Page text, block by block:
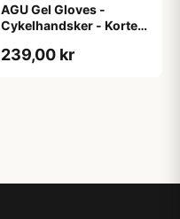
AGU Gel Gloves -
Cykelhandsker - Korte
239,00 kr